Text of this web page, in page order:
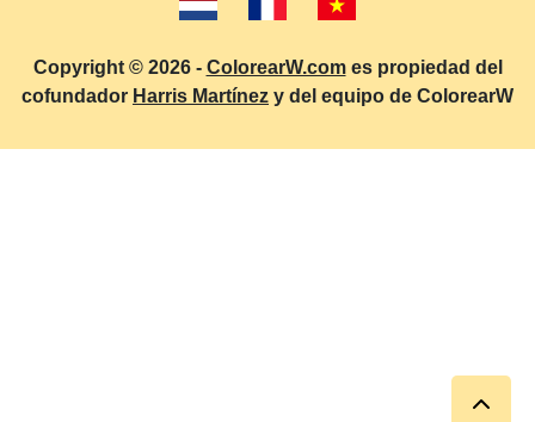
Copyright © 2026 - ColorearW.comes propiedad del
cofundador Harris Martínez y del equipo de ColorearW